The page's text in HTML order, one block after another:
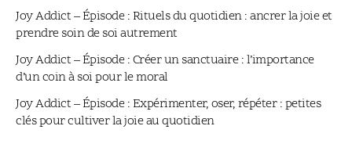
Joy Addict – Épisode : Rituels du quotidien : ancrer la joie et
prendre soin de soi autrement
Joy Addict – Épisode : Créer un sanctuaire : l’importance
d’un coin à soi pour le moral
Joy Addict – Épisode : Expérimenter, oser, répéter : petites
clés pour cultiver la joie au quotidien